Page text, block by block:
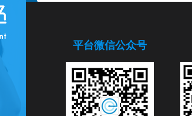
平台微信公众号